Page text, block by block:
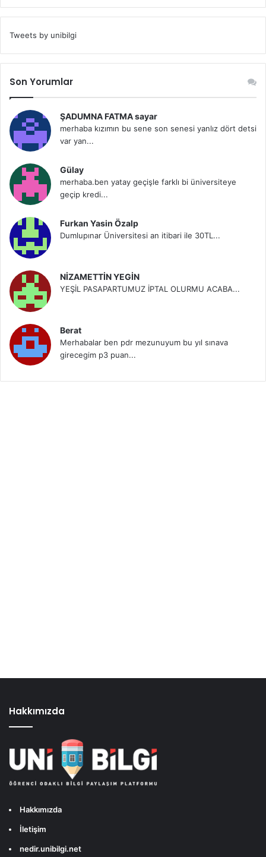
Tweets by unibilgi
Son Yorumlar
ŞADUMNA FATMA sayar
merhaba kızımın bu sene son senesi yanlız dört detsi
var yan...
Gülay
merhaba.ben yatay geçişle farklı bi üniversiteye
geçip kredi...
Furkan Yasin Özalp
Dumlupınar Üniversitesi an itibari ile 30TL...
NİZAMETTİN YEGİN
YEŞİL PASAPARTUMUZ İPTAL OLURMU ACABA...
Berat
Merhabalar ben pdr mezunuyum bu yıl sınava
girecegim p3 puan...
Hakkımızda
Hakkımızda
İletişim
nedir.unibilgi.net